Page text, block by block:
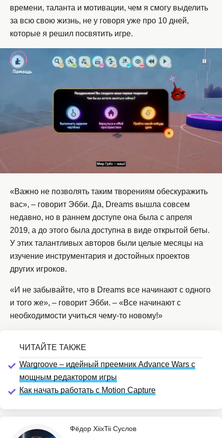
времени, таланта и мотивации, чем я смогу выделить
за всю свою жизнь, не у говоря уже про 10 дней,
которые я решил посвятить игре.
«Важно не позволять таким творениям обескуражить
вас», – говорит Эбби. Да, Dreams вышла совсем
недавно, но в раннем доступе она была с апреля
2019, а до этого была доступна в виде открытой беты.
У этих талантливых авторов были целые месяцы на
изучение инструментария и достойных проектов
других игроков.
«И не забывайте, что в Dreams все начинают с одного
и того же», – говорит Эбби. – «Все начинают с
необходимости учиться чему-то новому!»
Wargroove – идейный преемник Advance Wars с
мощным редактором игры
Как начать работать с Motion Capture
Фёдор XiixTii Суслов